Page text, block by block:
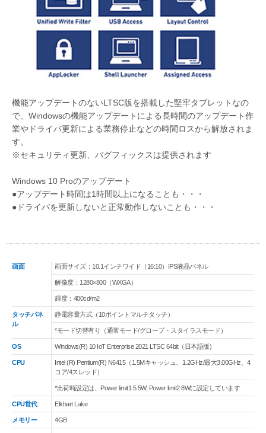
機能アップデートのないLTSC版を搭載した堅牢タブレットなの
で、Windowsの機能アップデートによる長時間のアップデート作
業やドライバ更新による業務停止などの時間ロスから解放されま
す。
※セキュリティ更新、バグフィックスは提供されます
Windows 10 Proのアップデート
●アップデート時間は1時間以上になることも・・・
●ドライバを更新しないと正常動作しないことも・・・
画面 画面サイズ：10.1インチワイド（16:10）IPS液晶パネル
解像度：1280×800（WXGA）
輝度：400cd/m2
タッチパネ
ル
静電容量方式（10ポイントマルチタッチ）
*モード切替有り（通常モード/グローブ・スタイラスモード）
OS Windows(R) 10 IoT Enterprise 2021 LTSC 64bit（日本語版)
CPU
Intel (R) Pentium(R) N6415（1.5Mキャッシュ、1.2GHz/最大3.00GHz、4
コア/4スレッド）
*出荷時設定は、Power limit1:5.5W, Power limit2:8Wに設定しています
CPU世代 Elkhart Lake
メモリー 4GB